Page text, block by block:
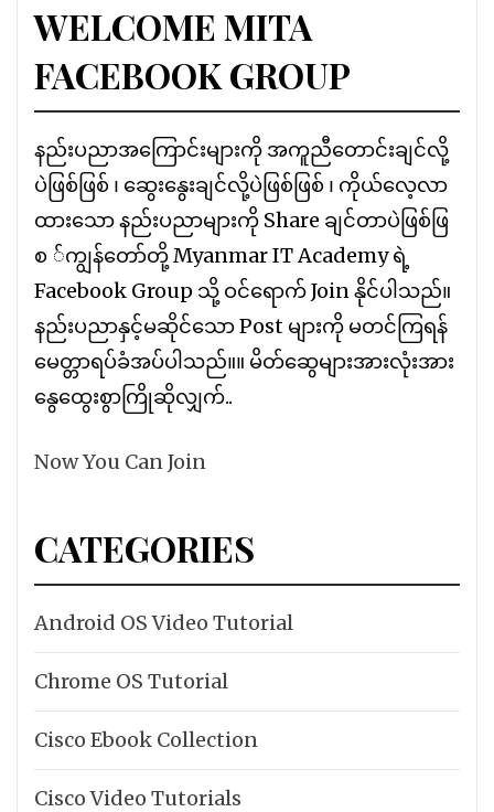
WELCOME MITA
FACEBOOK GROUP
နည်းပညာအကြောင်းများကို အကူညီတောင်းချင်လို့
ပဲဖြစ်ဖြစ် ၊ ဆွေးနွေးချင်လို့ပဲဖြစ်ဖြစ် ၊ ကိုယ်လေ့လာ
ထားသော နည်းပညာများကို Share ချင်တာပဲဖြစ်ဖြ
စ ်ကျွန်တော်တို့ Myanmar IT Academy ရဲ့
Facebook Group သို့ ဝင်ရောက် Join နိုင်ပါသည်။
နည်းပညာနှင့်မဆိုင်သော Post များကို မတင်ကြရန်
မေတ္တာရပ်ခံအပ်ပါသည်။။ မိတ်ဆွေများအားလုံးအား
နွေထွေးစွာကြိုဆိုလျှက်..
Now You Can Join
CATEGORIES
Android OS Video Tutorial
Chrome OS Tutorial
Cisco Ebook Collection
Cisco Video Tutorials